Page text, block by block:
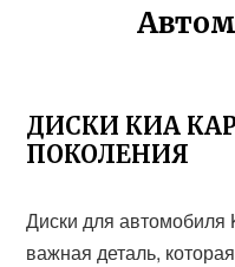
ДИСКИ КИА
ПОКОЛЕНИЯ
Диски для автомобиля
важная деталь,